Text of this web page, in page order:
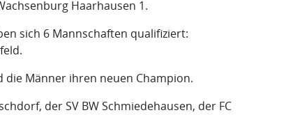
Haarhausen 1.
sich 6 Mannschaften qualifiziert:
die Männer ihren neuen Champion.
der SV BW Schmiedehausen, der FC